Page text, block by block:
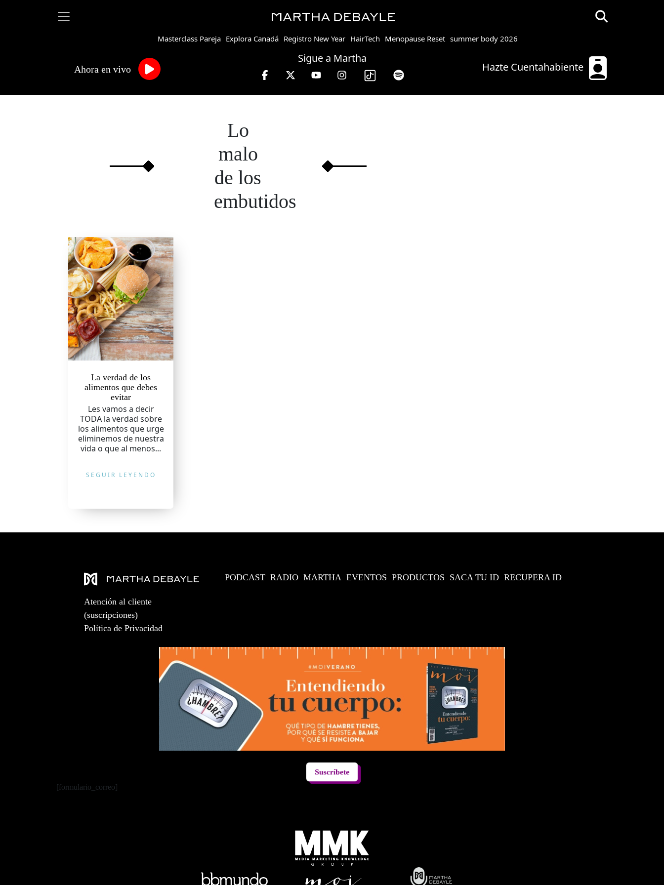
Hazte Cuentahabiente
Masterclass Pareja Explora Canadá Registro New Year HairTech Menopause Reset summer body 2026
Sigue a Martha
Ahora en vivo
Lo
malo
de los
embutidos
La verdad de los
alimentos que debes
evitar
Les vamos a decir
TODA la verdad sobre
los alimentos que urge
eliminemos de nuestra
vida o que al menos...
SEGUIR LEYENDO
Atención al cliente
(suscripciones)
Política de Privacidad
PODCAST RADIO MARTHA EVENTOS PRODUCTOS SACA TU ID RECUPERA ID
Suscríbete
[formulario_correo]